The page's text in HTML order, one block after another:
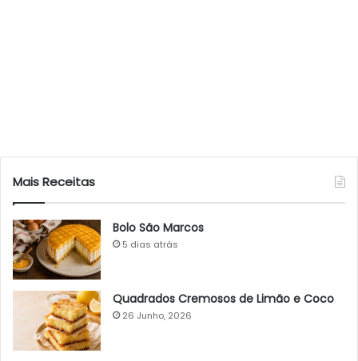
Mais Receitas
Bolo São Marcos
5 dias atrás
Quadrados Cremosos de Limão e Coco
26 Junho, 2026